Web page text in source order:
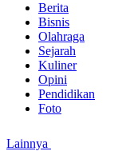
Berita
Bisnis
Olahraga
Sejarah
Kuliner
Opini
Pendidikan
Foto
Lainnya